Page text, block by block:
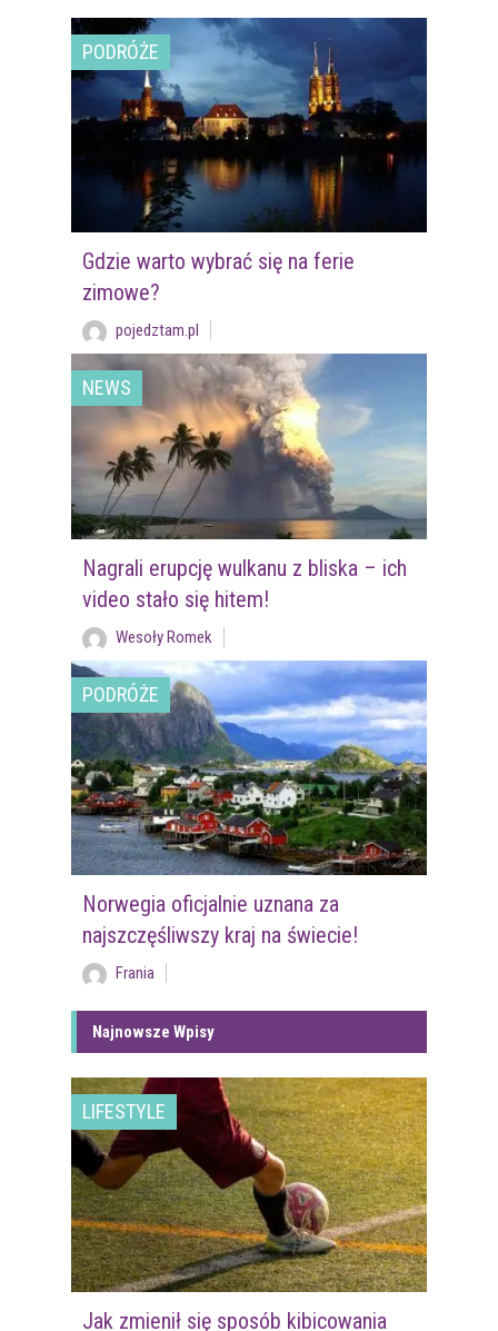
PODRÓŻE
Gdzie warto wybrać się na ferie
zimowe?
pojedztam.pl
NEWS
Nagrali erupcję wulkanu z bliska – ich
video stało się hitem!
Wesoły Romek
PODRÓŻE
Norwegia oficjalnie uznana za
najszczęśliwszy kraj na świecie!
Frania
Najnowsze Wpisy
LIFESTYLE
Jak zmienił się sposób kibicowania